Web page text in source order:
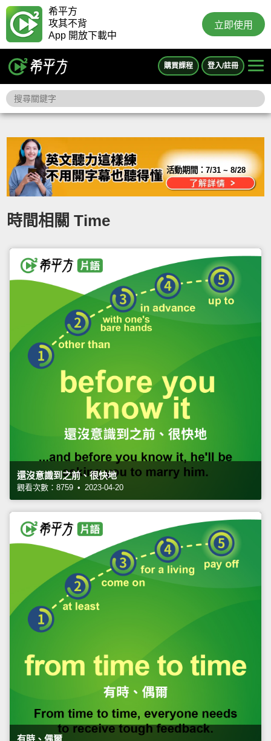
希平方
攻其不背
App 開放下載中
立即使用
購買課程 登入/註冊
活動期間：7/31 ~ 8/28
時間相關 Time
還沒意識到之前、很快地
觀看次數：8759 • 2023-04-20
有時、偶爾